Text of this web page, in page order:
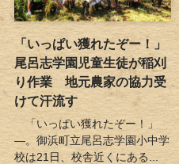
「いっぱい獲れたぞー！」
尾呂志学園児童生徒が稲刈
り作業 地元農家の協力受
けて汗流す
「いっぱい獲れたぞー！」
―。御浜町立尾呂志学園小中学
校は21日、校舎近くにある...